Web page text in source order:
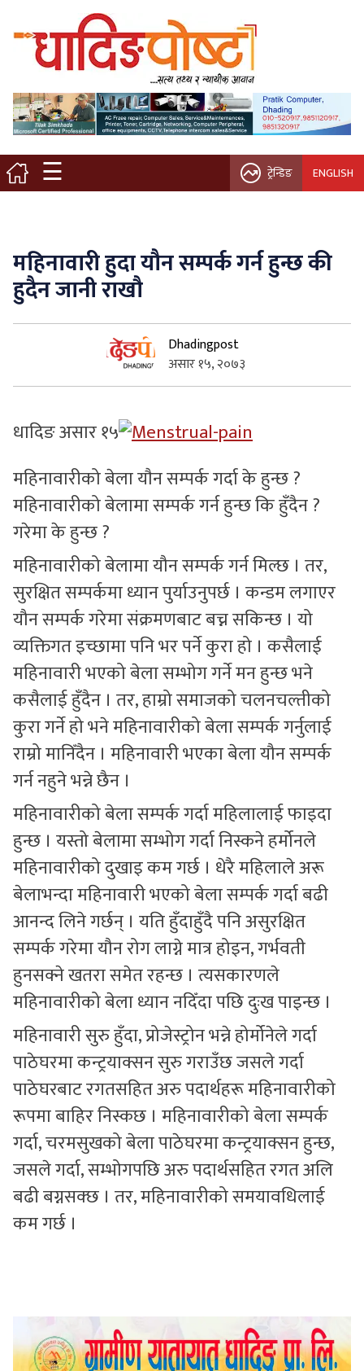
☰
मुख्य पृष्ठ
स्थानीय समाचार
विचार / ब्लग
नगर/गाउँ पालिका
कृषि/सहकारी
साहित्य / संस्कृति
सुचनाहरु
स्वास्थ्य
भिडियो
ट्रेन्डिङ ENGLISH
महिनावारी हुदा यौन सम्पर्क गर्न हुन्छ की
हुदैन जानी राखौ
Dhadingpost
असार १५, २०७३
धादिङ असार १५
महिनावारीको बेला याैन सम्पर्क गर्दा के हुन्छ ?
महिनावारीको बेलामा सम्पर्क गर्न हुन्छ कि हुँदैन ?
गरेमा के हुन्छ ?
महिनावारीको बेलामा यौन सम्पर्क गर्न मिल्छ । तर,
सुरक्षित सम्पर्कमा ध्यान पुर्याउनुपर्छ । कन्डम लगाएर
यौन सम्पर्क गरेमा संक्रमणबाट बच्न सकिन्छ । यो
व्यक्तिगत इच्छामा पनि भर पर्ने कुरा हो । कसैलाई
महिनावारी भएको बेला सम्भोग गर्ने मन हुन्छ भने
कसैलाई हुँदैन । तर, हाम्रो समाजको चलनचल्तीको
कुरा गर्ने हो भने महिनावारीको बेला सम्पर्क गर्नुलाई
राम्रो मानिँदैन । महिनावारी भएका बेला यौन सम्पर्क
गर्न नहुने भन्ने छैन ।
महिनावारीको बेला सम्पर्क गर्दा महिलालाई फाइदा
हुन्छ । यस्तो बेलामा सम्भोग गर्दा निस्कने हर्मोनले
महिनावारीको दुखाइ कम गर्छ । धेरै महिलाले अरू
बेलाभन्दा महिनावारी भएको बेला सम्पर्क गर्दा बढी
आनन्द लिने गर्छन् । यति हुँदाहुँदै पनि असुरक्षित
सम्पर्क गरेमा यौन रोग लाग्ने मात्र होइन, गर्भवती
हुनसक्ने खतरा समेत रहन्छ । त्यसकारणले
महिनावारीको बेला ध्यान नदिँदा पछि दुःख पाइन्छ ।
महिनावारी सुरु हुँदा, प्रोजेस्ट्रोन भन्ने होर्मोनेले गर्दा
पाठेघरमा कन्ट्रयाक्सन सुरु गराउँछ जसले गर्दा
पाठेघरबाट रगतसहित अरु पदार्थहरू महिनावारीको
रूपमा बाहिर निस्कछ । महिनावारीको बेला सम्पर्क
गर्दा, चरमसुखको बेला पाठेघरमा कन्ट्रयाक्सन हुन्छ,
जसले गर्दा, सम्भोगपछि अरु पदार्थसहित रगत अलि
बढी बग्नसक्छ । तर, महिनावारीको समयावधिलाई
कम गर्छ ।